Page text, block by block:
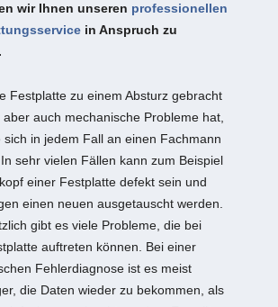
wir Ihnen unseren professionellen
in Anspruch zu
Festplatte zu einem Absturz gebracht
auch mechanische Probleme hat,
sich in jedem Fall an einen Fachmann
sehr vielen Fällen kann zum Beispiel
einer Festplatte defekt sein und
einen neuen ausgetauscht werden.
gibt es viele Probleme, die bei
auftreten können. Bei einer
Fehlerdiagnose ist es meist
die Daten wieder zu bekommen, als